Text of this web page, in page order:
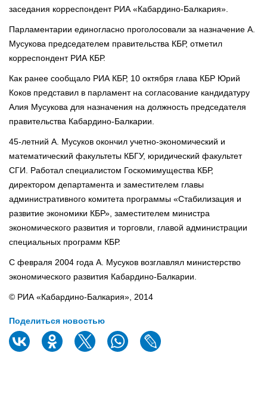
заседания корреспондент РИА «Кабардино-Балкария».
Парламентарии единогласно проголосовали за назначение А.
Мусукова председателем правительства КБР, отметил
корреспондент РИА КБР.
Как ранее сообщало РИА КБР, 10 октября глава КБР Юрий
Коков представил в парламент на согласование кандидатуру
Алия Мусукова для назначения на должность председателя
правительства Кабардино-Балкарии.
45-летний А. Мусуков окончил учетно-экономический и
математический факультеты КБГУ, юридический факультет
СГИ. Работал специалистом Госкомимущества КБР,
директором департамента и заместителем главы
административного комитета программы «Стабилизация и
развитие экономики КБР», заместителем министра
экономического развития и торговли, главой администрации
специальных программ КБР.
С февраля 2004 года А. Мусуков возглавлял министерство
экономического развития Кабардино-Балкарии.
© РИА «Кабардино-Балкария», 2014
Поделиться новостью